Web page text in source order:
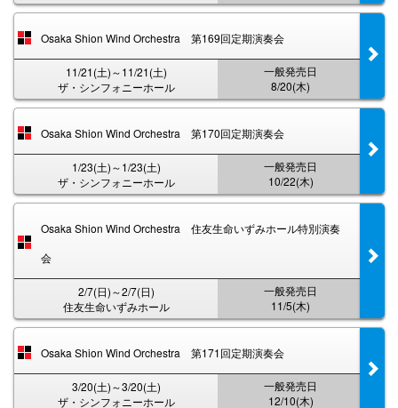
Osaka Shion Wind Orchestra 第169回定期演奏会
一般発売日
8/20(木)
11/21(土)～11/21(土)
ザ・シンフォニーホール
Osaka Shion Wind Orchestra 第170回定期演奏会
一般発売日
10/22(木)
1/23(土)～1/23(土)
ザ・シンフォニーホール
Osaka Shion Wind Orchestra 住友生命いずみホール特別演奏
会
一般発売日
11/5(木)
2/7(日)～2/7(日)
住友生命いずみホール
Osaka Shion Wind Orchestra 第171回定期演奏会
一般発売日
12/10(木)
3/20(土)～3/20(土)
ザ・シンフォニーホール